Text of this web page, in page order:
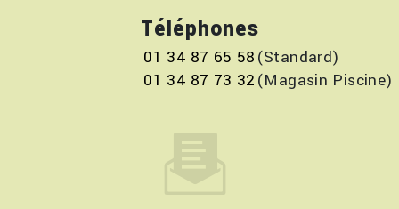
Téléphones
01 34 87 65 58
01 34 87 73 32